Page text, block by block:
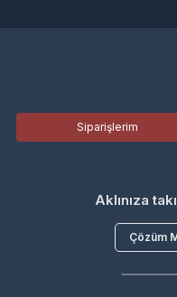
Siparişlerim
Aklınıza
Çözüm